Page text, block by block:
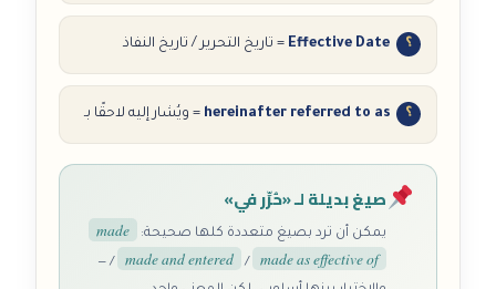
Effective Date = تاريخ التحرير / تاريخ النفاذ
hereinafter referred to as = ويُشار إليه لاحقًا بـ
صيغ بديلة لـ «حُرِّر في»
يمكن أن ترد بصيغ متعددة كلها صحيحة: made
/ made and entered / made as effective of
—